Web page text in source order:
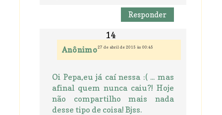
Responder
Anônimo27 de abril de 2015 às 00:45
Oi Pepa,eu já caí nessa :( ... mas
afinal quem nunca caiu?! Hoje
não compartilho mais nada
desse tipo de coisa! Bjss.